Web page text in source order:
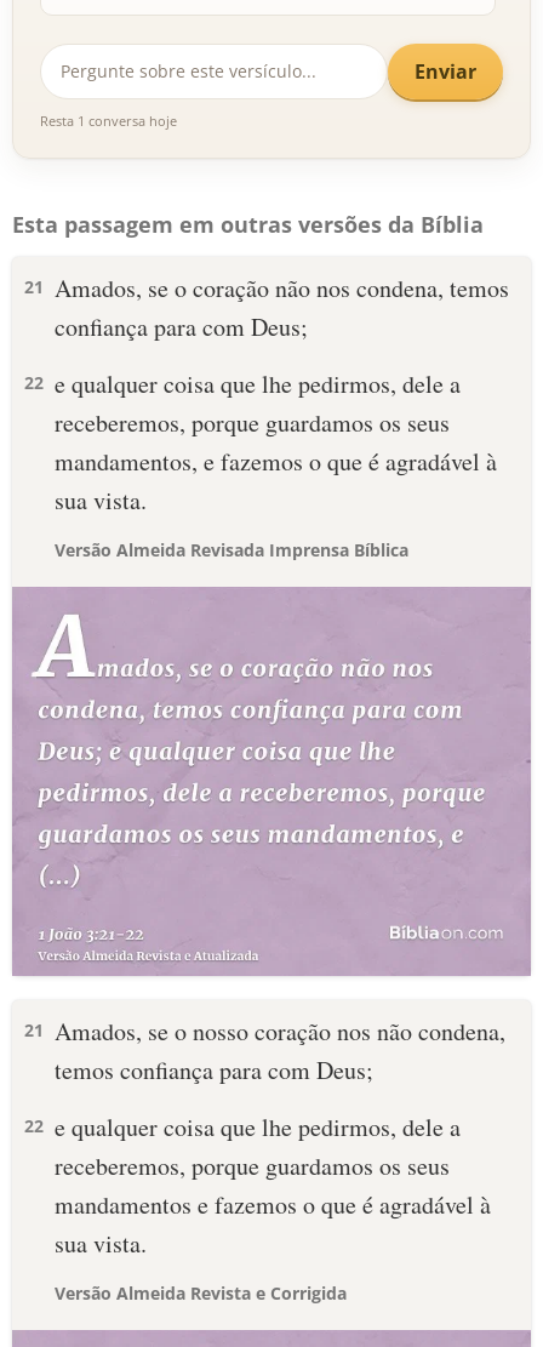
Enviar
Resta 1 conversa hoje
Esta passagem em outras versões da Bíblia
21 Amados, se o coração não nos condena, temos
confiança para com Deus;
22 e qualquer coisa que lhe pedirmos, dele a
receberemos, porque guardamos os seus
mandamentos, e fazemos o que é agradável à
sua vista.
Versão Almeida Revisada Imprensa Bíblica
21 Amados, se o nosso coração nos não condena,
temos confiança para com Deus;
22 e qualquer coisa que lhe pedirmos, dele a
receberemos, porque guardamos os seus
mandamentos e fazemos o que é agradável à
sua vista.
Versão Almeida Revista e Corrigida